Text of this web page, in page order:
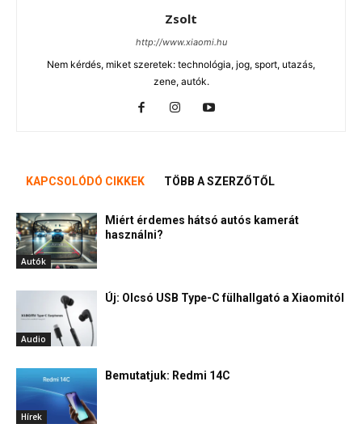
Zsolt
http://www.xiaomi.hu
Nem kérdés, miket szeretek: technológia, jog, sport, utazás,
zene, autók.
KAPCSOLÓDÓ CIKKEK TÖBB A SZERZŐTŐL
Autók
Miért érdemes hátsó autós kamerát
használni?
Audio
Új: Olcsó USB Type-C fülhallgató a Xiaomitól
Hírek
Bemutatjuk: Redmi 14C